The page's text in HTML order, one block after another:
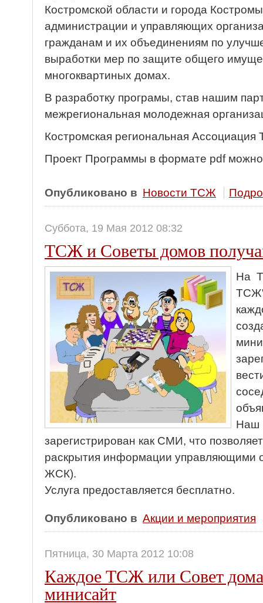
Костромской области и города
администрации и управляющих
гражданам и их объединениям по
выработки мер по защите общего
многоквартиных домах.
В разработку програмы, став нашим
межрегиональная молодежная
Костромская региональная
Проект Программы в формате pdf можно
Опубликовано в Новости ТСЖ
Суббота, 19 Мая 2012 08:32
ТСЖ и Советы домов
На
Наш
зарегистрирован как СМИ, что
раскрытия информации управляющими
ЖСК).
Услуга предоставляется бесплатно.
Опубликовано в Акции и мероприятия
Пятница, 30 Марта 2012 10:08
Каждое ТСЖ или Совет дома
минисайт